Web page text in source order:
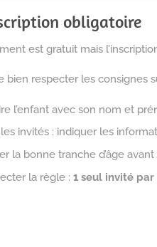
obligatoire
est gratuit mais
bien respecter les consignes
l’enfant avec son nom et
invités : indiquer les
la bonne tranche d’âge
la règle :1 seul invité